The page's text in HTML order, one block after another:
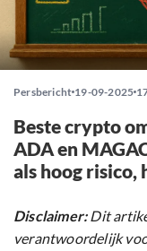
Persbericht 19-09-2025
Beste crypto
ADA en
als hoog risico,
Disclaimer:Dit
verantwoordelijk